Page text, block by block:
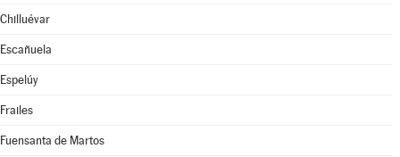
Chilluévar
Escañuela
Espelúy
Frailes
Fuensanta de Martos